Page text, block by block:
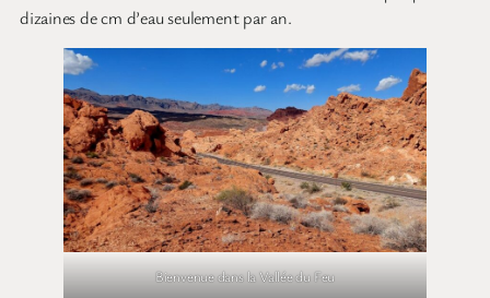
dizaines de cm d’eau seulement par an.
Bienvenue dans la Vallée du Feu